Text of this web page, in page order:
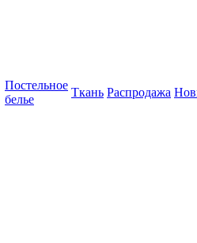
Постельное
белье
Ткань Распродажа